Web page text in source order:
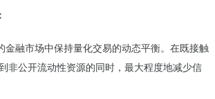
金融市场中保持量化交易的动态平衡。在既接触
非公开流动性资源的同时，最大程度地减少信